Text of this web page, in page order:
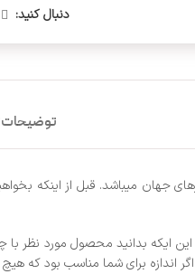
دنبال کنید:
توضیحات
جهان میباشد. قبل از اینکه
ایکه بدانید محصول مورد نظر
اندازه برای شما مناسب بود که